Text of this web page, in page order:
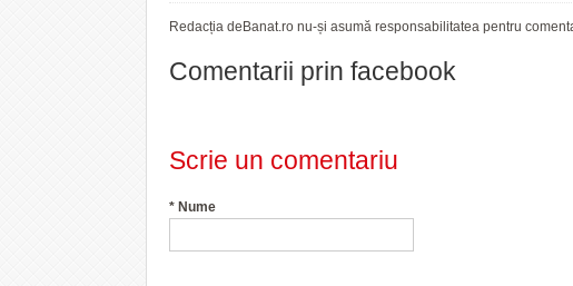
Redacția deBanat.ro nu-și asumă responsabilitatea pentru
Comentarii prin facebook
Scrie un comentariu
* Nume